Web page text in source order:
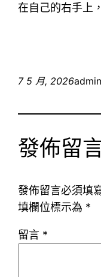
在自己的右手上
7 5 月, 2026
發佈留
發佈留言必須填
填欄位標示為 *
留言 *